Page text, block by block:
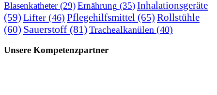
Blasenkatheter(29)Ernährung (35)Inhalationsgeräte
(59) Lifter (46) Pflegehilfsmittel (65) Rollstühle
(60) Sauerstoff(81)Trachealkanülen (40)
Unsere Kompetenzpartner